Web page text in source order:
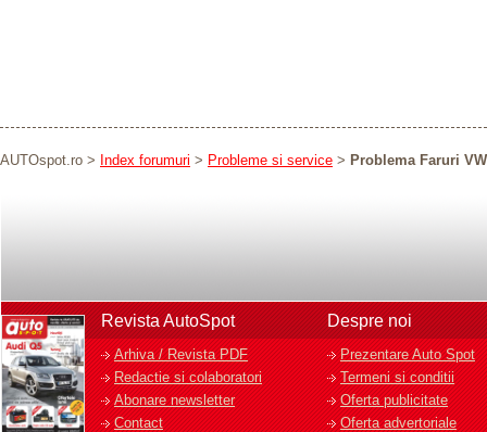
AUTOspot.ro > Index forumuri > Probleme si service > Problema Faruri
Revista AutoSpot
Arhiva / Revista PDF
Redactie si colaboratori
Abonare newsletter
Contact
Despre noi
Prezentare Auto Spot
Termeni si conditii
Oferta publicitate
Oferta advertoriale